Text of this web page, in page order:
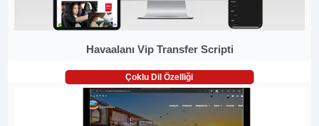
Havaalanı Vip Transfer Scripti
Çoklu Dil Özelliği